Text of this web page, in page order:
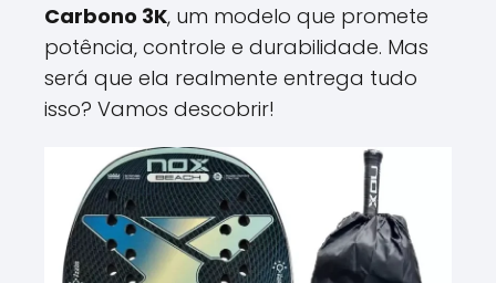
Carbono 3K, um modelo que promete
potência, controle e durabilidade. Mas
será que ela realmente entrega tudo
isso? Vamos descobrir!